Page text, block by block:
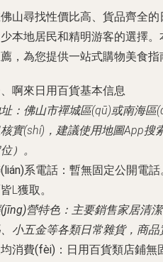
山尋找性價比高、貨品齊全
本地居民和精明游客的選擇
，為您提供一站式購物美食指
啊來日用百貨基本信息
：佛山市禪城區(qū)或南海區
實(shí)，建議使用地圖App搜
）。
系電話 ：暫無固定公開電
L獲取。
營特色 ：主要銷售家居清
小五金等各類日常雜貨，商品
消費(fèi) ：日用百貨類店鋪